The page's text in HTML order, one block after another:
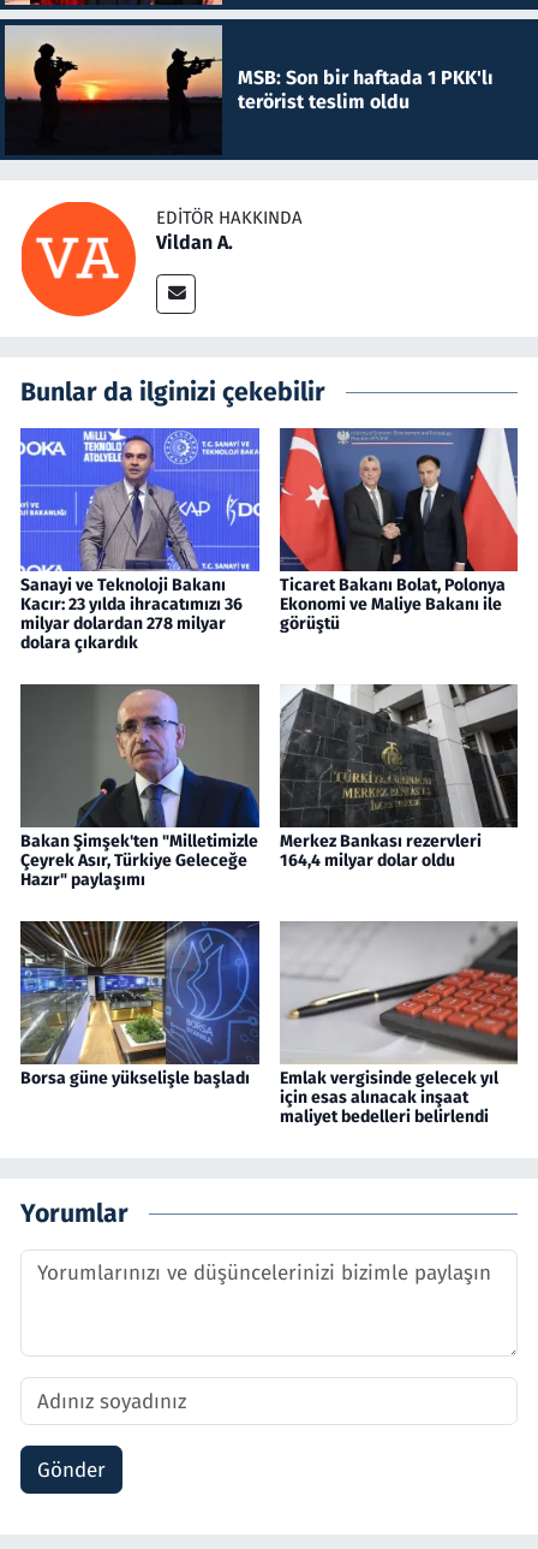
MSB: Son bir haftada 1 PKK'lı
terörist teslim oldu
EDITÖR HAKKINDA
Vildan A.
Bunlar da ilginizi çekebilir
Sanayi ve Teknoloji Bakanı
Kacır: 23 yılda ihracatımızı 36
milyar dolardan 278 milyar
dolara çıkardık
Ticaret Bakanı Bolat, Polonya
Ekonomi ve Maliye Bakanı ile
görüştü
Bakan Şimşek'ten "Milletimizle
Çeyrek Asır, Türkiye Geleceğe
Hazır" paylaşımı
Merkez Bankası rezervleri
164,4 milyar dolar oldu
Borsa güne yükselişle başladı
Emlak vergisinde gelecek yıl
için esas alınacak inşaat
maliyet bedelleri belirlendi
Yorumlar
Gönder